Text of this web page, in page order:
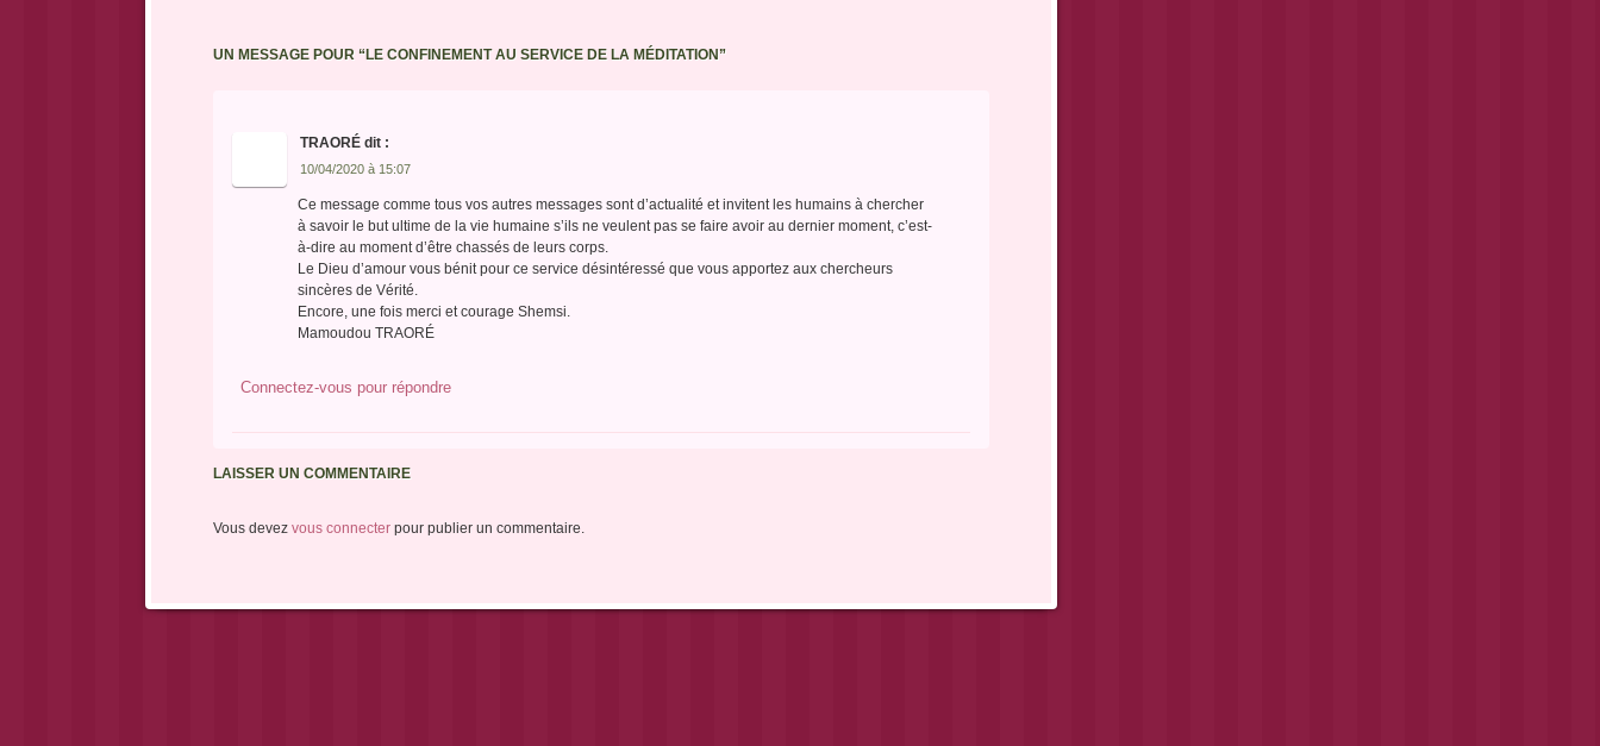
UN MESSAGE POUR “LE CONFINEMENT AU SERVICE DE LA MÉDITATION ”
TRAORÉ dit :
10/04/2020 à 15:07
Ce message comme tous vos autres messages sont d’actualité et invitent les humains à chercher
à savoir le but ultime de la vie humaine s’ils ne veulent pas se faire avoir au dernier moment, c’est-
à-dire au moment d’être chassés de leurs corps.
Le Dieu d’amour vous bénit pour ce service désintéressé que vous apportez aux chercheurs
sincères de Vérité.
Encore, une fois merci et courage Shemsi.
Mamoudou TRAORÉ
Connectez-vous pour répondre
LAISSER UN COMMENTAIRE
Vous devez vous connecter pour publier un commentaire.